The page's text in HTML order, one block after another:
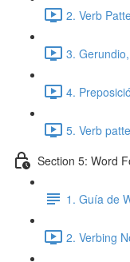
2. Verb
3.
4.
5. Verb
Section 5: Word
1. Guía de
2. Verbing